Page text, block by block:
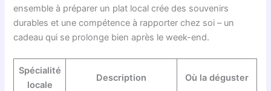
ensemble à préparer un plat local crée des souvenirs
durables et une compétence à rapporter chez soi – un
cadeau qui se prolonge bien après le week-end.
Spécialité
locale
Description Où la déguster